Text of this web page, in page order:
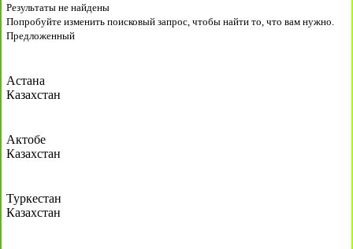
Результаты не найдены
Попробуйте изменить поисковый запрос, чтобы найти то, что вам нужно.
Предложенный
Астана
Казахстан
Актобе
Казахстан
Туркестан
Казахстан